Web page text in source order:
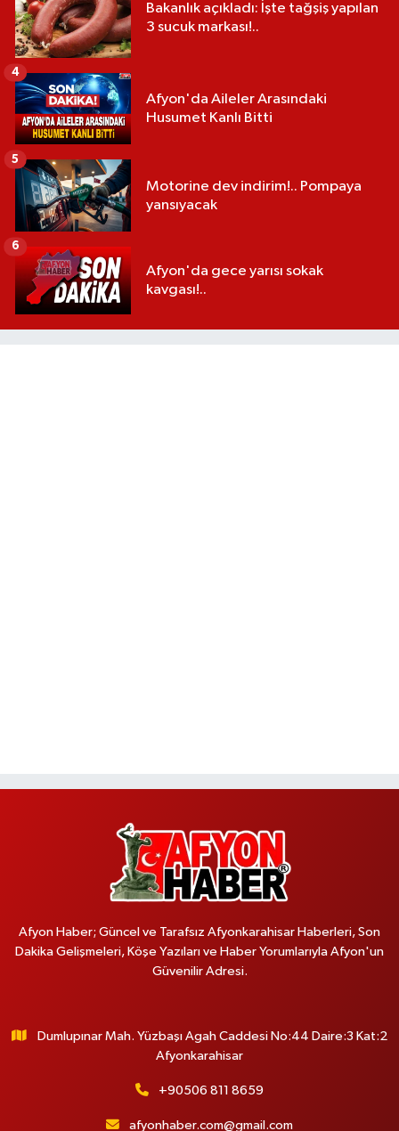
Bakanlık açıkladı: İşte tağşiş yapılan
3 sucuk markası!..
Afyon'da Aileler Arasındaki
Husumet Kanlı Bitti
4
Motorine dev indirim!.. Pompaya
yansıyacak
5
Afyon'da gece yarısı sokak
kavgası!..
6
Afyon Haber; Güncel ve Tarafsız Afyonkarahisar Haberleri, Son
Dakika Gelişmeleri, Köşe Yazıları ve Haber Yorumlarıyla Afyon'un
Güvenilir Adresi.
Dumlupınar Mah. Yüzbaşı Agah Caddesi No:44 Daire:3 Kat:2
Afyonkarahisar
+90506 811 8659
afyonhaber.com@gmail.com